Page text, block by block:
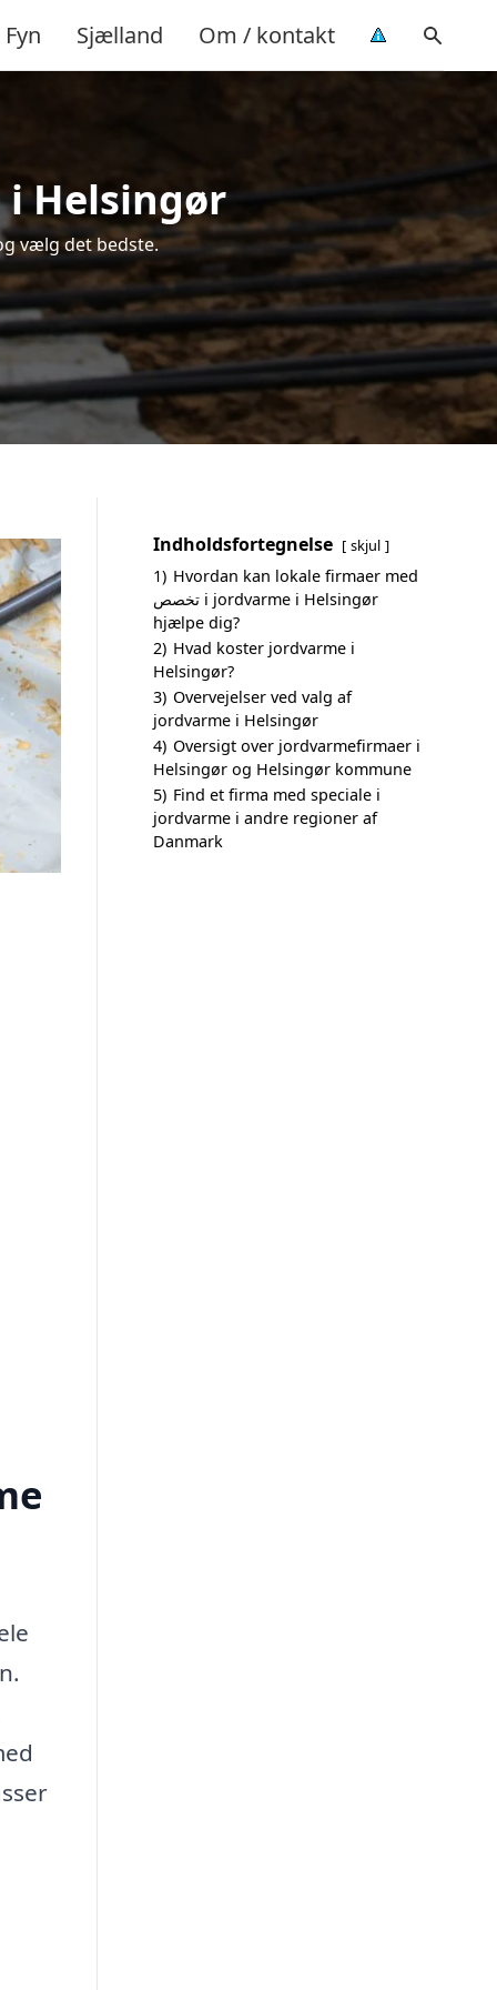
Fyn Sjælland Om / kontakt
Helsingør
vælg det bedste.
Indholdsfortegnelse skjul
1) Hvordan kan lokale firmaer med
تخصص i jordvarme i Helsingør
hjælpe dig?
2) Hvad koster jordvarme i
Helsingør?
3) Overvejelser ved valg af
jordvarme i Helsingør
4) Oversigt over jordvarmefirmaer i
Helsingør og Helsingør kommune
5) Find et firma med speciale i
jordvarme i andre regioner af
Danmark